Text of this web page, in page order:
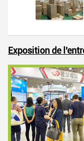
Exposition de